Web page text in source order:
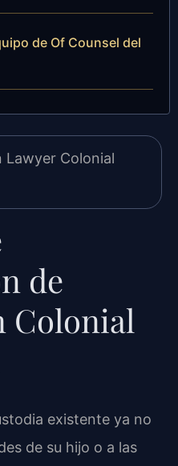
de Of Counsel del
de
Colonial
existente ya no
de su hijo o a las